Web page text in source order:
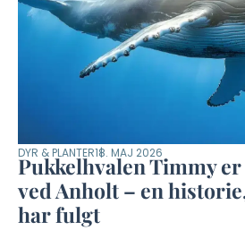
DYR & PLANTER18. MAJ 2026
Pukkelhvalen Timmy
ved Anholt – en
har fulgt